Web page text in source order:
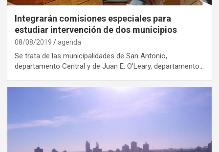
Integrarán comisiones especiales para
estudiar intervención de dos municipios
08/08/2019 agenda
Se trata de las municipalidades de San Antonio,
departamento Central y de Juan E. O’Leary, departamento…